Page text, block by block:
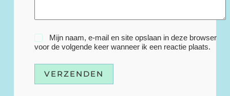
Mijn naam, e-mail en site opslaan in deze browser
voor de volgende keer wanneer ik een reactie plaats.
VERZENDEN